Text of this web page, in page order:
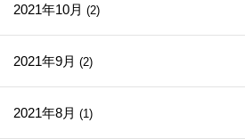
2021年10月 (2)
2021年9月 (2)
2021年8月 (1)